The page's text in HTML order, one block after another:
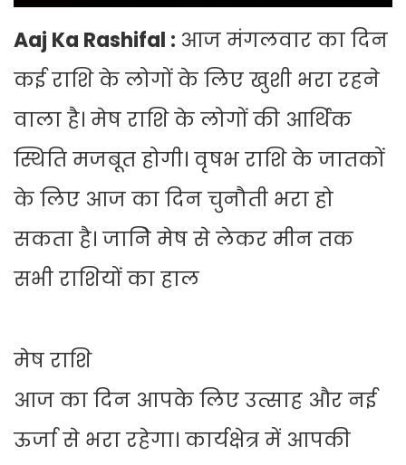
Aaj Ka Rashifal : आज मंगलवार का दिन
कई राशि के लोगों के लिए खुशी भरा रहने
वाला है। मेष राशि के लोगों की आर्थिक
स्थिति मजबूत होगी। वृषभ राशि के जातकों
के लिए आज का दिन चुनौती भरा हो
सकता है। जानिे मेष से लेकर मीन तक
सभी राशियों का हाल
मेष राशि
आज का दिन आपके लिए उत्साह और नई
ऊर्जा से भरा रहेगा। कार्यक्षेत्र में आपकी